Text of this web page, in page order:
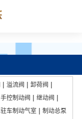
| 溢流阀 | 卸荷阀 |
手控制动阀 | 继动阀 |
驻车制动气室| 制动总泵